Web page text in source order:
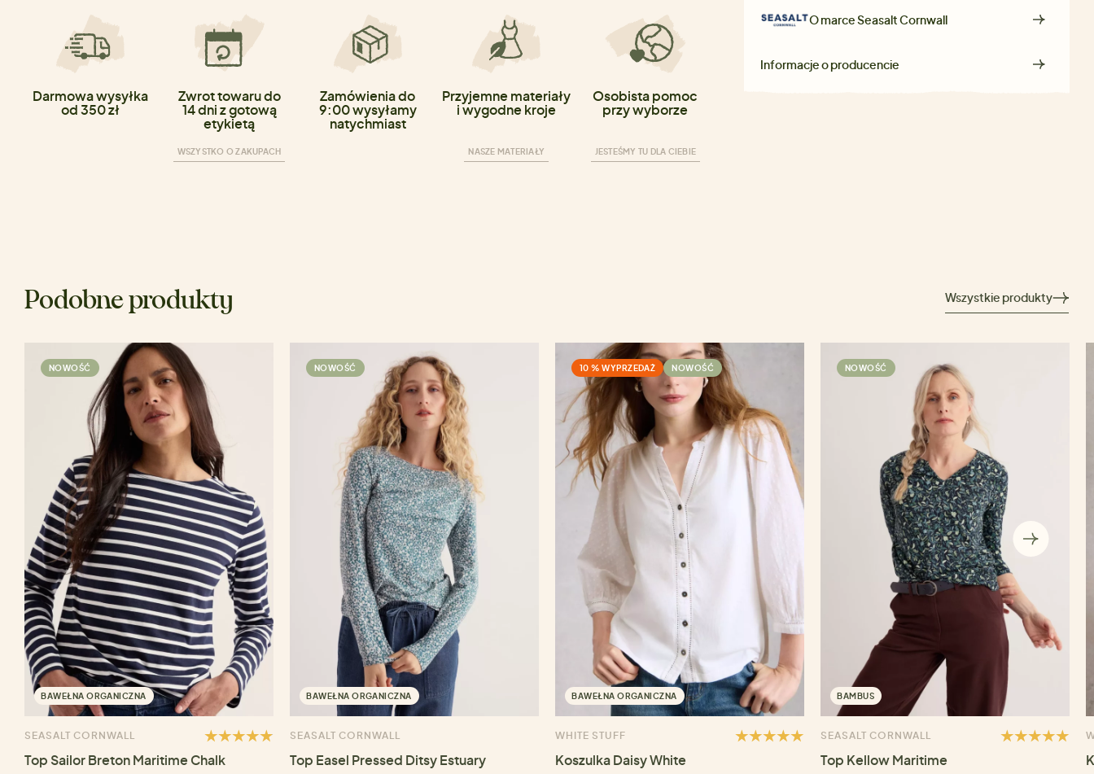
Darmowa wysyłka
od 350 zł
Zwrot towaru do
14 dni z gotową
etykietą
WSZYSTKO O ZAKUPACH
Zamówienia do
9:00 wysyłamy
natychmiast
Przyjemne materiały
i wygodne kroje
NASZE MATERIAŁY
Osobista pomoc
przy wyborze
JESTEŚMY TU DLA CIEBIE
O marceSeasalt Cornwall
Informacje o producencie
Podobne produkty Wszystkie produkty
NOWOŚĆ
BAWEŁNA ORGANICZNA
SEASALT CORNWALL
Top Sailor Breton Maritime Chalk
NOWOŚĆ
BAWEŁNA ORGANICZNA
SEASALT CORNWALL
Top Easel Pressed Ditsy Estuary
10 % WYPRZEDAŻ NOWOŚĆ
BAWEŁNA ORGANICZNA
WHITE STUFF
Koszulka Daisy White
NOWOŚĆ
BAMBUS
SEASALT CORNWALL
Top Kellow Maritime